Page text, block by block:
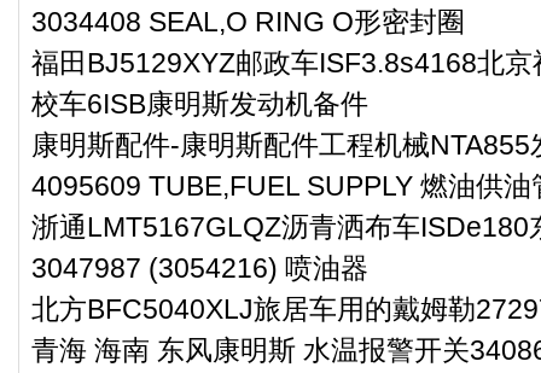
3034408 SEAL,O RING O形密封圈
福田BJ5129XYZ邮政车ISF3.8s4168北
校车6ISB康明斯发动机备件
康明斯配件-康明斯配件工程机械NTA855
4095609 TUBE,FUEL SUPPLY 燃油供油
浙通LMT5167GLQZ沥青洒布车ISDe180
3047987 (3054216) 喷油器
北方BFC5040XLJ旅居车用的戴姆勒
青海 海南 东风康明斯 水温报警开关